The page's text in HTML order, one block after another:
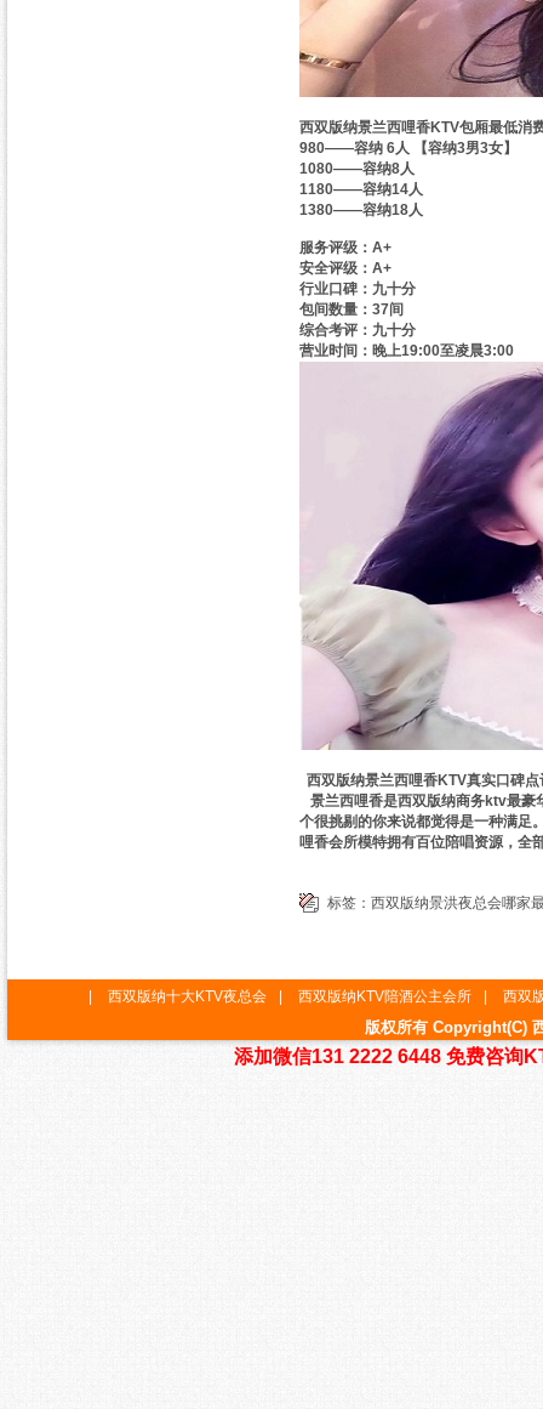
西双版纳景兰西哩香KTV包厢最低消
980——容纳 6人 【容纳3男3女】
1080——容纳8人
1180——容纳14人
1380——容纳18人
服务评级：A+
安全评级：A+
行业口碑：九十分
包间数量：37间
综合考评：九十分
营业时间：晚上19:00至凌晨3:00
西双版纳景兰西哩香KTV真实口碑点
景兰西哩香是西双版纳商务ktv最豪
个很挑剔的你来说都觉得是一种满足
哩香会所模特拥有百位陪唱资源，全
标签： 西双版纳景洪夜总会哪家
版权所有 Copyright(C)
添加微信131 2222 6448 免费咨询
西双版纳十大KTV夜总会 西双版纳KTV陪酒公主会所 西双